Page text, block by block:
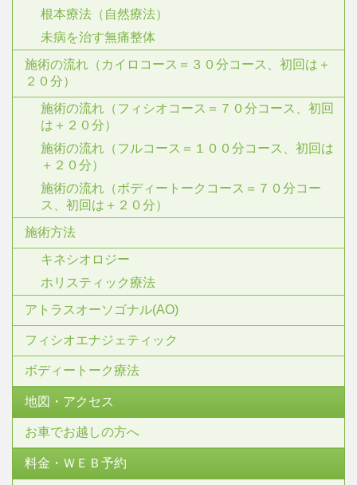
根本療法（自然療法）
未病を治す無痛整体
施術の流れ（カイロコース＝３０分コース、初回は＋
２０分）
施術の流れ（フィシオコース＝７０分コース、初回
は＋２０分）
施術の流れ（フルコース＝１００分コース、初回は
＋２０分）
施術の流れ（ボディートークコース＝７０分コー
ス、初回は＋２０分）
施術方法
キネシオロジー
ホリスティック療法
アトラスオーソゴナル(AO)
フィシオエナジェティック
ボディートーク療法
地図・アクセス
お車でお越しの方へ
料金・ＷＥＢ予約